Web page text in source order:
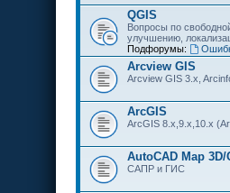
QGIS
Вопросы по
улучшению,
Подфорумы:
Arcview GIS
Arcview GIS 3.x,
ArcGIS
ArcGIS 8.x,9.x,10.x
AutoCAD Map
САПР и ГИС